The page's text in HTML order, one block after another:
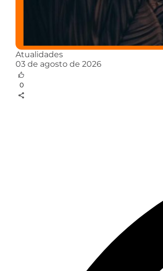
Atualidades
03 de agosto de 2026
0